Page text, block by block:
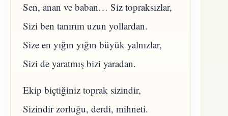
Sen, anan ve baban… Siz topraksızlar,
Sizi ben tanırım uzun yollardan.
Size en yığın yığın büyük yalnızlar,
Sizi de yaratmış bizi yaradan.
Ekip biçtiğiniz toprak sizindir,
Sizindir zorluğu, derdi, mihneti.